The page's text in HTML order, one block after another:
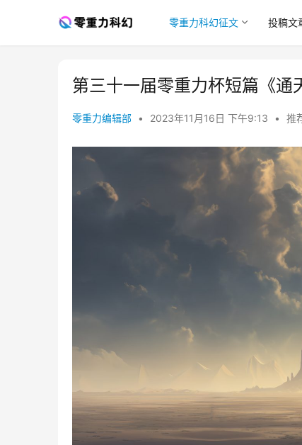
零重力科幻征文 投稿文
第三十一届零重力杯短篇《通
零重力编辑部 • 2023年11月16日 下午9:13 • 推